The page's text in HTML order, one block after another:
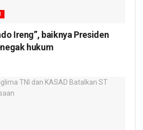
Ireng”, baiknya Presiden
hukum